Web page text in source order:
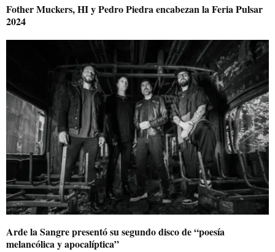
Fother Muckers, HI y Pedro Piedra encabezan la Feria Pulsar
2024
Arde la Sangre presentó su segundo disco de “poesía
melancólica y apocalíptica”